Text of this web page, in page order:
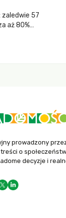
zaledwie 57
aż 80%
prowadzony
o
decyzje i